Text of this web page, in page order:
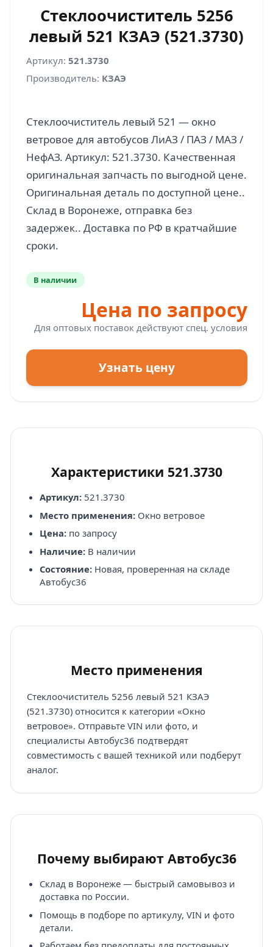
Стеклоочиститель 5256
левый 521 КЗАЭ (521.3730)
Артикул: 521.3730
Производитель: КЗАЭ
Стеклоочиститель левый 521 — окно
ветровое для автобусов ЛиАЗ / ПАЗ / МАЗ /
НефАЗ. Артикул: 521.3730. Качественная
оригинальная запчасть по выгодной цене.
Оригинальная деталь по доступной цене..
Склад в Воронеже, отправка без
задержек.. Доставка по РФ в кратчайшие
В наличии
Цена по запросу
Для оптовых поставок действуют спец. условия
Узнать цену
Характеристики 521.3730
Артикул:521.3730
Место применения:Окно ветровое
Цена:по запросу
Наличие:В наличии
Состояние:Новая, проверенная на складе
Автобус36
Место применения
Стеклоочиститель 5256 левый 521 КЗАЭ
(521.3730) относится к категории «Окно
ветровое». Отправьте VIN или фото, и
специалисты Автобус36 подтвердят
совместимость с вашей техникой или подберут
аналог.
Почему выбирают Автобус36
Склад в Воронеже — быстрый самовывоз и
доставка по России.
Помощь в подборе по артикулу, VIN и фото
детали.